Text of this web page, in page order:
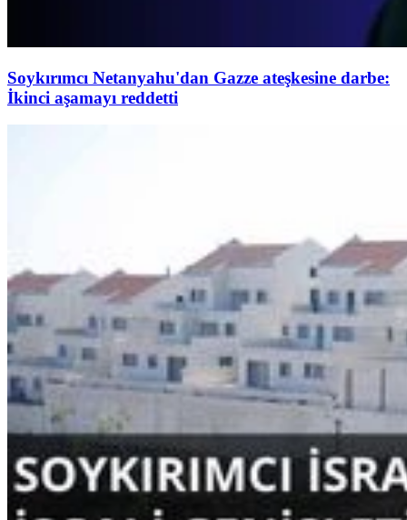
Soykırımcı Netanyahu'dan Gazze ateşkesine darbe:
İkinci aşamayı reddetti